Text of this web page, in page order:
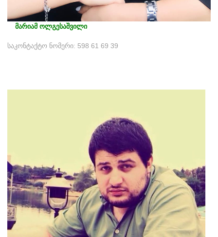
მარიამ ოლგესაშვილი
საკონტაქტო ნომერი: 598 61 69 39